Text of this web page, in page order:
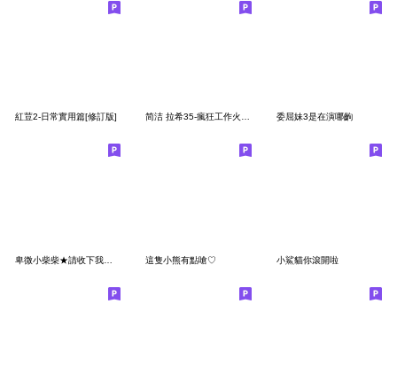
紅荳2-日常實用篇[修訂版] 简洁 拉希35-瘋狂工作火火火 委屈妹3是在演哪齣
這隻小熊有點嗆♡ 小鯊貓你滾開啦